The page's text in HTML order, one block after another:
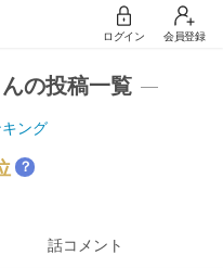
ログイン 会員登録
の投稿一覧
ング
？
話コメント